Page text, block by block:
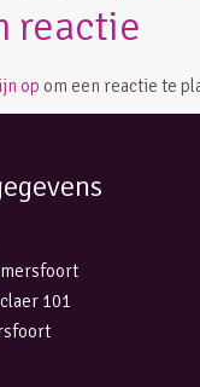
reactie
op om een reactie te
101